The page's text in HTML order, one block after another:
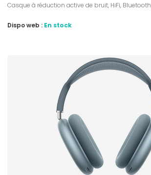
Casque à réduction active de bruit, HiFi, Bluetooth
Dispo web : En stock